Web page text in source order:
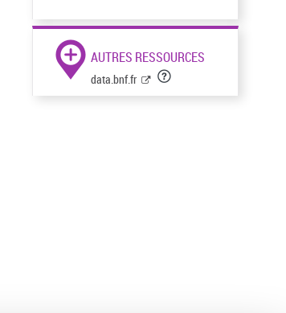
AUTRES RESSOURCES
data.bnf.fr